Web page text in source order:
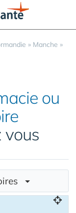
» Manche »
ou
vous